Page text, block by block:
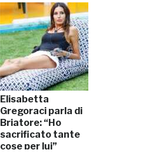
Elisabetta
Gregoraci parla di
Briatore: “Ho
sacrificato tante
cose per lui”